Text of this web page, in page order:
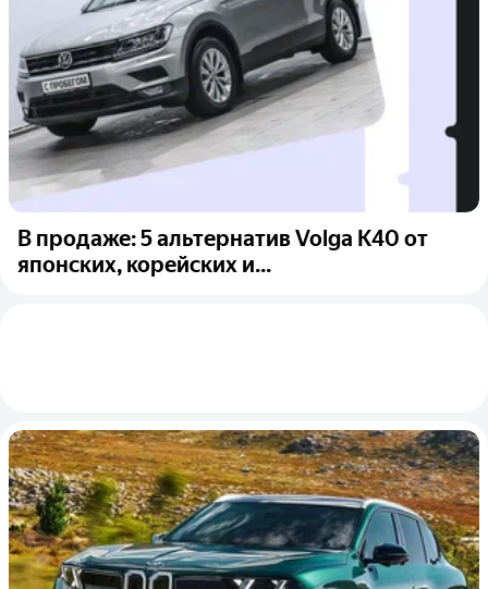
В продаже: 5 альтернатив Volga K40 от
японских, корейских и...